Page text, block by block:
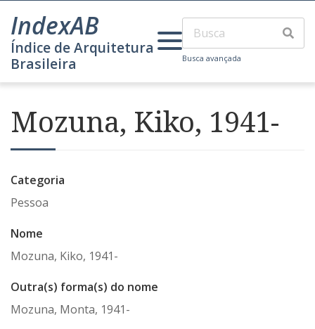
IndexAB
Índice de Arquitetura
Brasileira
Busca avançada
Mozuna, Kiko, 1941-
Categoria
Pessoa
Nome
Mozuna, Kiko, 1941-
Outra(s) forma(s) do nome
Mozuna, Monta, 1941-